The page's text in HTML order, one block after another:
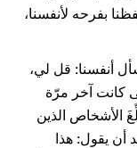
بفرحه لأنفسنا،
أنفسنا: قل لي،
كانت آخر مرّة
الأشخاص الذين
أن يقول: هذا